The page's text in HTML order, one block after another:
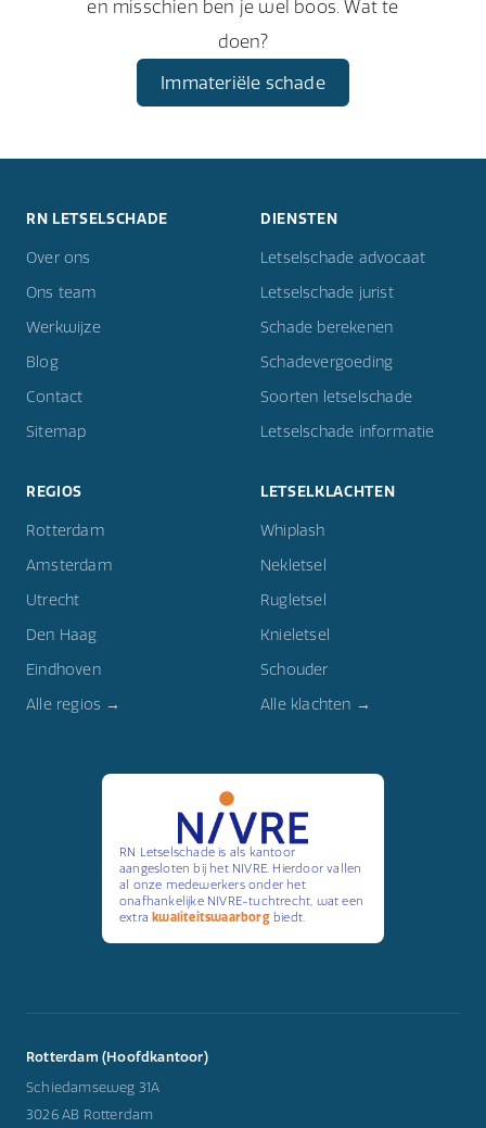
en misschien ben je wel boos. Wat te
doen?
Immateriële schade
RN LETSELSCHADE
Over ons
Ons team
Werkwijze
Blog
Contact
Sitemap
DIENSTEN
Letselschade advocaat
Letselschade jurist
Schade berekenen
Schadevergoeding
Soorten letselschade
Letselschade informatie
REGIOS
Rotterdam
Amsterdam
Utrecht
Den Haag
Eindhoven
Alle regios →
LETSELKLACHTEN
Whiplash
Nekletsel
Rugletsel
Knieletsel
Schouder
Alle klachten →
RN Letselschade is als kantoor
aangesloten bij het NIVRE. Hierdoor vallen
al onze medewerkers onder het
onafhankelijke NIVRE-tuchtrecht, wat een
extra kwaliteitswaarborgbiedt.
Rotterdam (Hoofdkantoor)
Schiedamseweg 31A
3026 AB Rotterdam